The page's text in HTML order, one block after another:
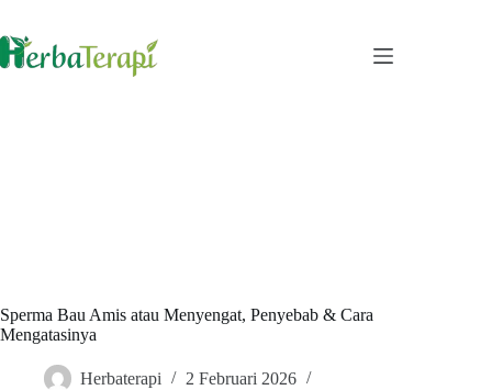
content
Sperma Bau Amis atau Menyengat, Penyebab & Cara
Mengatasinya
Herbaterapi
2 Februari 2026